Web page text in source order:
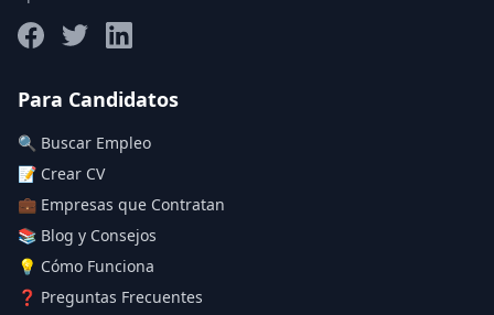
Deja vacío para "sin límite"
Aplicar filtros
Para Candidatos
🔍 Buscar Empleo
📝 Crear CV
💼 Empresas que Contratan
📚 Blog y Consejos
💡 Cómo Funciona
❓ Preguntas Frecuentes